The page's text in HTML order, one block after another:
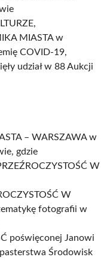
MIASTA w
COVID-19,
udział w 88 Aukcji
– WARSZAWA w
gdzie
W
W
fotografii w
poświęconej Janowi
Środowisk